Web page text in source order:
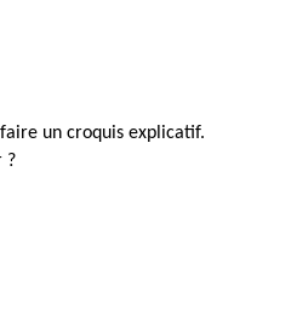
un croquis explicatif.
?